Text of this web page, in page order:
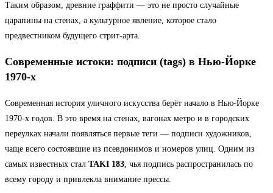
Таким образом, древние граффити — это не просто случайные
царапины на стенах, а культурное явление, которое стало
предвестником будущего стрит-арта.
Современные истоки: подписи (tags) в Нью-Йорке
1970-х
Современная история уличного искусства берёт начало в Нью-Йорке
1970-х годов. В это время на стенах, вагонах метро и в городских
переулках начали появляться первые теги — подписи художников,
чаще всего состоявшие из псевдонимов и номеров улиц. Одним из
самых известных стал TAKI 183, чья подпись распространилась по
всему городу и привлекла внимание прессы.